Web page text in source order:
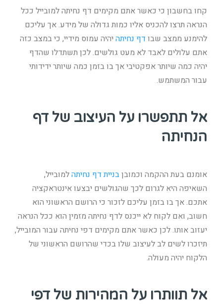
קחו בחשבון כי כאשר אתם מקימים דף נחיתה למובייל ככל
הנראה תרצו להכניס אליו כמות גדולה של מידע. אך עליכם
להימנע ממצב שבו דף נחיתה יהיה עמוס מידיי, כי במצב כזה
אתם עלולים לאבד לא מעט גולשים. לכן תשתדלו שהדף
יהיה כמה שיותר אפקטיבי אך בו בזמן כמה שיותר ידידותי
עבור המשתמש.
אל תתפשרו על העיצוב של דף
הנחיתה
אומנם בעת ההקמה וכמובןבניית דף נחיתהלמובייל,
השאיפה היא לגרום לכך שהגולשים יבצעו אינטראקציה
אתכם. אך בו בזמן עליכם לזכור כי הרושם הראשוני הוא
חשוב, ואם לקוח לא ייכנס לדף נחיתה מזמין הוא ככל הנראה
יעזוב אותו. לכן כאשר אתם מקימים דפי נחיתה עבור המובייל,
תיזכרו לשים לב לעיצוב שלו בכדי שהרושם הראשוני של
הלקוח יהיה מעולה.
אל תוותרו על המהירות של דפי